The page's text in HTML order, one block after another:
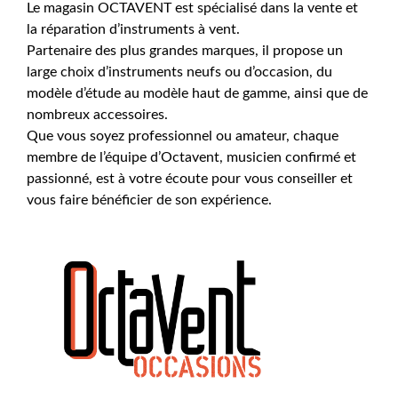
Le magasin OCTAVENT est spécialisé dans la vente et
la réparation d’instruments à vent.
Partenaire des plus grandes marques, il propose un
large choix d’instruments neufs ou d’occasion, du
modèle d’étude au modèle haut de gamme, ainsi que de
nombreux accessoires.
Que vous soyez professionnel ou amateur, chaque
membre de l’équipe d’Octavent, musicien confirmé et
passionné, est à votre écoute pour vous conseiller et
vous faire bénéficier de son expérience.